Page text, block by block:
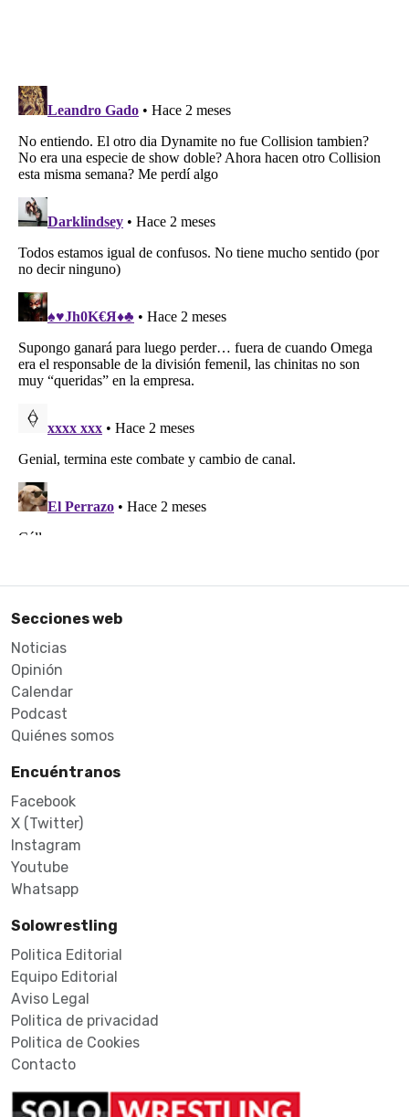
Secciones web
Noticias
Opinión
Calendar
Podcast
Quiénes somos
Encuéntranos
Facebook
X (Twitter)
Instagram
Youtube
Whatsapp
Solowrestling
Politica Editorial
Equipo Editorial
Aviso Legal
Politica de privacidad
Politica de Cookies
Contacto